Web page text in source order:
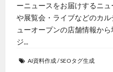
ーニュースをお届けするニ
や展覧会・ライブなどのカ
ューオープンの店舗情報か
ジ...
AI資料作成/SEOタグ生成